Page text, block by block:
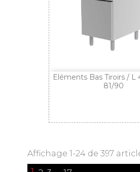
Eléments Bas Tiroirs / L
81/90
Affichage 1-24 de 397